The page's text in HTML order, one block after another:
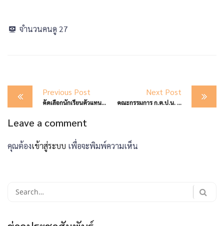
จำนวนคนดู 27
Post
navigation
Previous Post
คัดเลือกนักเรียนตัวแทนเขตพื้นที่การศึกษา “สะพานสู่ภาษาจีน”
Next Post
คณะกรรมการ ก.ต.ป.น. สพม.ตาก
Leave a comment
คุณต้องเข้าสู่ระบบ เพื่อจะพิมพ์ความเห็น
Search